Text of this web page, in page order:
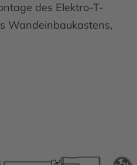
des Elektro-T-
Wandeinbaukastens,